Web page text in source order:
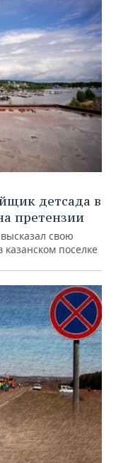
детсада в
претензии
свою
поселке